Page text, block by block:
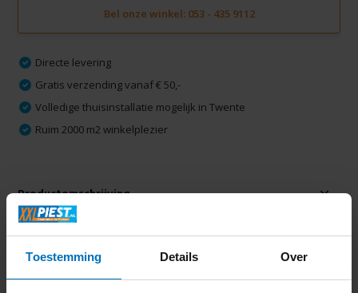
Toestemming Details Over
Bel onze winkel: 053 - 435 9112
Directe levering
Gratis verzending vanaf € 50,-
Volledige thuisinstallatie mogelijk in Twente
Ruim 2000 m2 winkelplezier
Productomschrijving
Specificaties
Delen